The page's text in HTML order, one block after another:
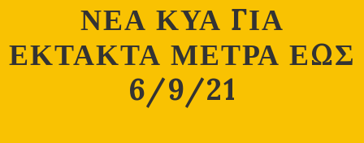
ΝΕΑ ΚΥΑ ΓΙΑ
ΕΚΤΑΚΤΑ ΜΕΤΡΑ ΕΩΣ
6/9/21